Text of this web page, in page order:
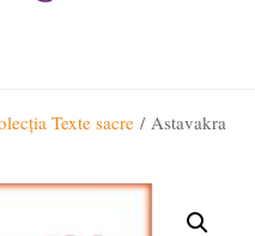
Texte sacre / Astavakra